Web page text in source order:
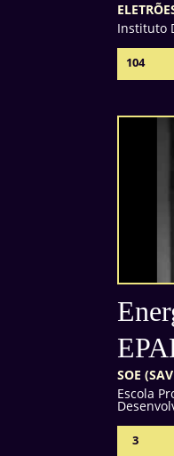
Instituto
104
SOE
Escola
3